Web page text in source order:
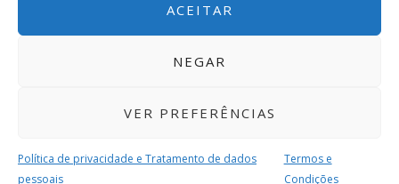
ACEITAR
NEGAR
VER PREFERÊNCIAS
Política de privacidade e Tratamento de dados
pessoais
Termos e
Condições